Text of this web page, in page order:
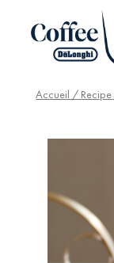
Accueil / Recipe